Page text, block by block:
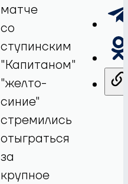
матче
со
ступинским
"Капитаном"
"желто-
синие"
стремились
отыграться
за
крупное